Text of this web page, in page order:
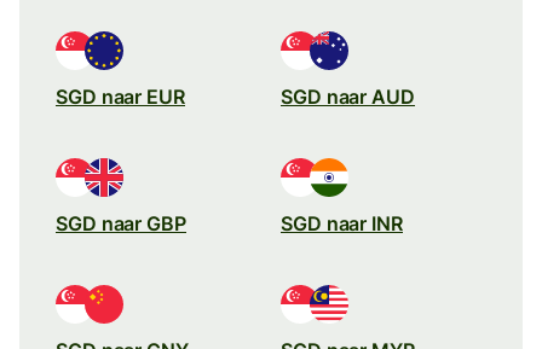
SGD naar EUR SGD naar AUD
SGD naar GBP SGD naar INR